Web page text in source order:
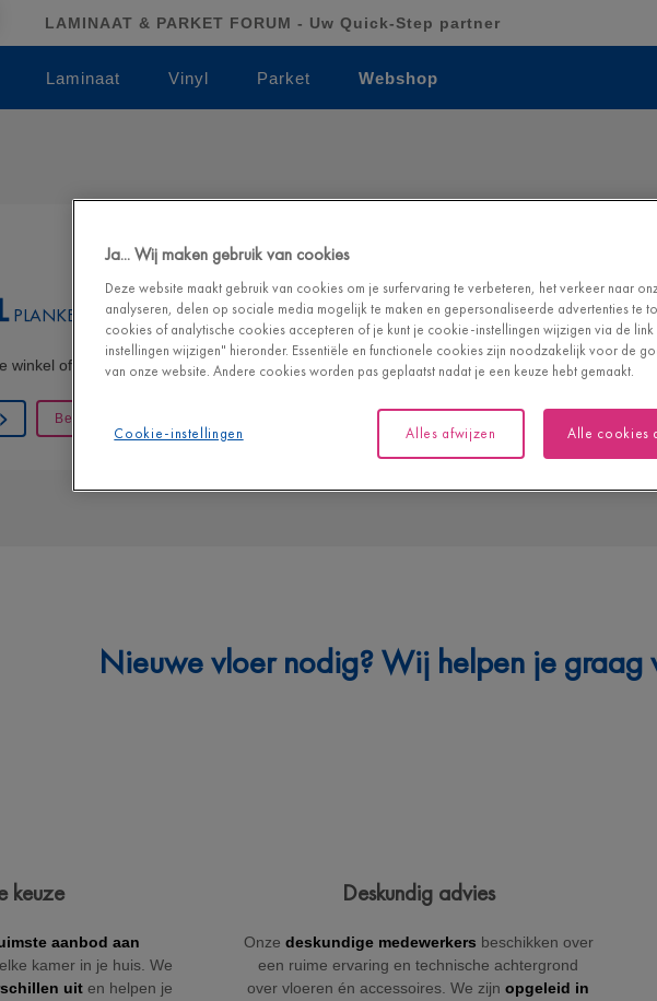
LAMINAAT & PARKET FORUM - Uw Quick-Step partner
Laminaat Vinyl Parket Webshop
PLANKEN & TEGELS
winkel of bestel een gratis staal via onze webshop.
Bezoek onze webshop
Nieuwe vloer nodig? Wij helpen je graag
keuze
aanbod aan
kamer in je huis. We
uit en helpen je
Deskundig advies
Onze deskundige medewerkers beschikken over
een ruime ervaring en technische achtergrond
over vloeren én accessoires. We zijnopgeleid in
Ja... Wij maken gebruik van cookies
Deze website maakt gebruik van cookies om je surfervaring te verbeteren, het verkeer naar
analyseren, delen op sociale media mogelijk te maken en gepersonaliseerde advertenties te
cookies of analytische cookies accepteren of je kunt je cookie-instellingen wijzigen via de
instellingen wijzigen" hieronder. Essentiële en functionele cookies zijn noodzakelijk voor de
van onze website. Andere cookies worden pas geplaatst nadat je een keuze hebt gemaakt.
Cookie-instellingen Alles afwijzen Alle cookies